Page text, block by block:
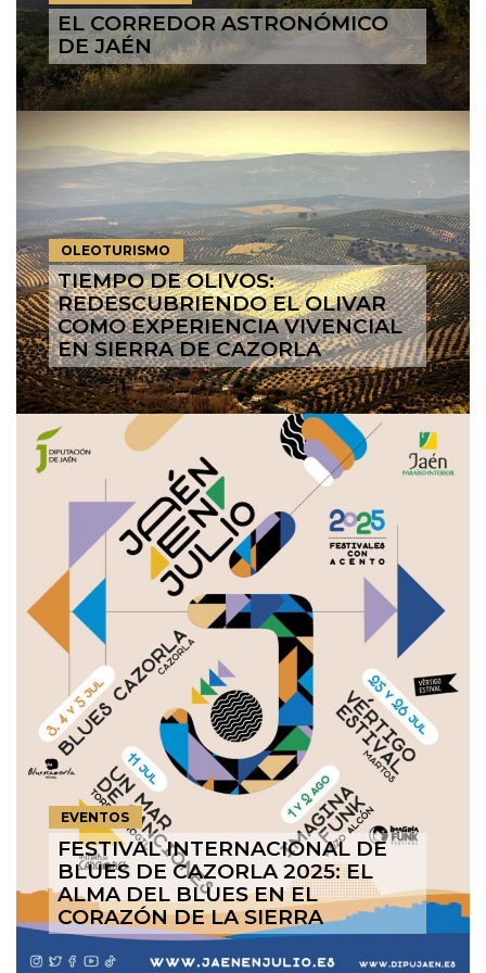
EL CORREDOR ASTRONÓMICO
DE JAÉN
OLEOTURISMO
TIEMPO DE OLIVOS:
REDESCUBRIENDO EL OLIVAR
COMO EXPERIENCIA VIVENCIAL
EN SIERRA DE CAZORLA
EVENTOS
FESTIVAL INTERNACIONAL DE
BLUES DE CAZORLA 2025: EL
ALMA DEL BLUES EN EL
CORAZÓN DE LA SIERRA